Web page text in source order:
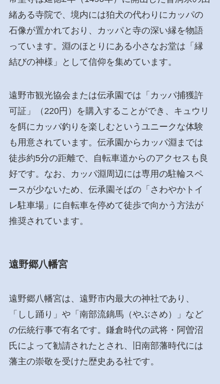
緒ある寺院で、境内には狛犬の代わりにカッパの
石像が置かれており、カッパと寺の深い縁を物語
っています。淵のほとりにある小さなお堂は「縁
結びの神様」として信仰を集めています。
遠野市観光協会または伝承園では「カッパ捕獲許
可証」（220円）を購入することができ、キュウリ
を餌にカッパ釣りを楽しむというユニークな体験
も用意されています。伝承園からカッパ淵までは
徒歩約5分の距離で、自転車道からのアクセスも良
好です。なお、カッパ淵周辺には専用の駐輪スペ
ースが少ないため、伝承園そばの「さわやかトイ
レ駐車場」に自転車を停めて徒歩で向かう方法が
推奨されています。
遠野郷八幡宮
遠野郷八幡宮は、遠野市内最大の神社であり、
「しし踊り」や「南部流鏑馬（やぶさめ）」など
の伝統行事で有名です。鎌倉時代の武将・阿曽沼
氏によって勧請されたとされ、旧南部藩時代には
藩主の崇敬を受けた歴史ある社です。